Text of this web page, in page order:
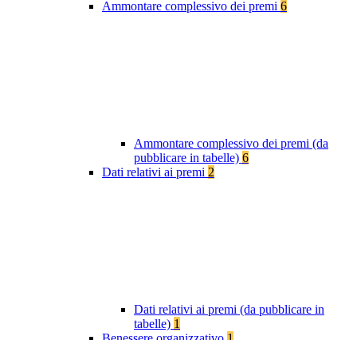
Ammontare complessivo dei premi 6
Ammontare complessivo dei premi (da
pubblicare in tabelle) 6
Dati relativi ai premi 2
Dati relativi ai premi (da pubblicare in
tabelle) 1